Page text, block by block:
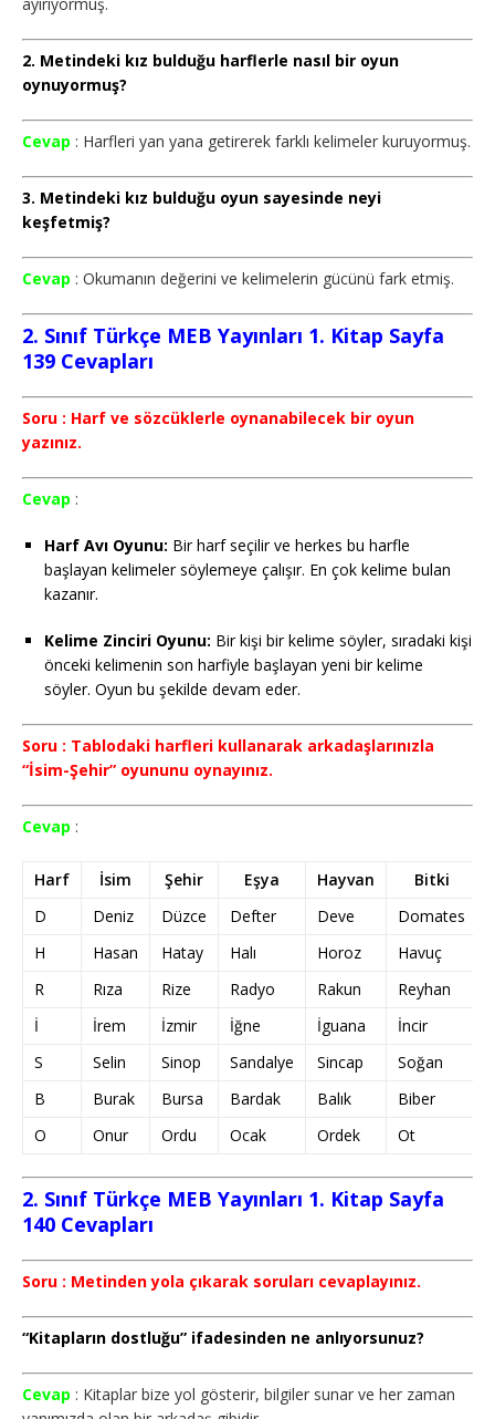
2. Metindeki kız bulduğu harflerle nasıl bir oyun
oynuyormuş?
Cevap : Harfleri yan yana getirerek farklı kelimeler kuruyormuş.
3. Metindeki kız bulduğu oyun sayesinde neyi
keşfetmiş?
Cevap : Okumanın değerini ve kelimelerin gücünü fark etmiş.
2. Sınıf Türkçe MEB Yayınları 1. Kitap Sayfa
139 Cevapları
Soru : Harf ve sözcüklerle oynanabilecek bir oyun
yazınız.
Cevap :
Harf Avı Oyunu: Bir harf seçilir ve herkes bu harfle
başlayan kelimeler söylemeye çalışır. En çok kelime bulan
kazanır.
Kelime Zinciri Oyunu: Bir kişi bir kelime söyler, sıradaki kişi
önceki kelimenin son harfiyle başlayan yeni bir kelime
söyler. Oyun bu şekilde devam eder.
Soru : Tablodaki harfleri kullanarak arkadaşlarınızla
“İsim-Şehir” oyununu oynayınız.
Cevap :
Harf İsim Şehir Eşya Hayvan Bitki
D
Deniz Düzce Defter Deve
Domates
H
Hasan Hatay Halı Horoz
Havuç
R
Rıza Rize Radyo Rakun
Reyhan
İ
İrem İzmir İğne İguana
İncir
S
Selin Sinop Sandalye Sincap
Soğan
B
Burak Bursa Bardak Balık
Biber
O
Onur Ordu Ocak Ordek Ot
2. Sınıf Türkçe MEB Yayınları 1. Kitap Sayfa
140 Cevapları
Soru : Metinden yola çıkarak soruları cevaplayınız.
“Kitapların dostluğu” ifadesinden ne anlıyorsunuz?
Cevap : Kitaplar bize yol gösterir, bilgiler sunar ve her zaman